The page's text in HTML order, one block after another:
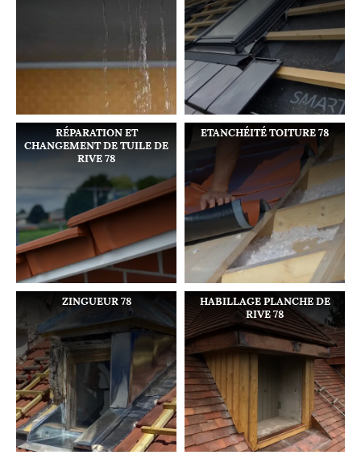
RÉPARATION ET
CHANGEMENT DE TUILE DE
RIVE 78
ETANCHÉITÉ TOITURE 78
ZINGUEUR 78
HABILLAGE PLANCHE DE
RIVE 78